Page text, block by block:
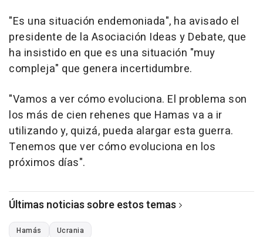
"Es una situación endemoniada", ha avisado el
presidente de la Asociación Ideas y Debate, que
ha insistido en que es una situación "muy
compleja" que genera incertidumbre.
"Vamos a ver cómo evoluciona. El problema son
los más de cien rehenes que Hamas va a ir
utilizando y, quizá, pueda alargar esta guerra.
Tenemos que ver cómo evoluciona en los
próximos días".
Últimas noticias sobre estos temas
Hamás Ucrania